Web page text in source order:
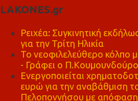
LAKONES.gr
Ρειχέα: Συγκινητική
για την Τρίτη Ηλικία
Το νεοφιλελεύθερο κόλπο
- Γράφει ο
Ενεργοποιείται
ευρώ για την αναβάθμιση
Πελοποννήσου με